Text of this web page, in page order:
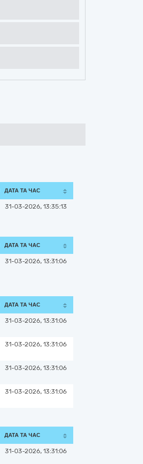
ДАТА ТА ЧАС
31-03-2026, 13:35:13
ДАТА ТА ЧАС
31-03-2026, 13:31:06
ДАТА ТА ЧАС
31-03-2026, 13:31:06
31-03-2026, 13:31:06
31-03-2026, 13:31:06
31-03-2026, 13:31:06
ДАТА ТА ЧАС
31-03-2026, 13:31:06